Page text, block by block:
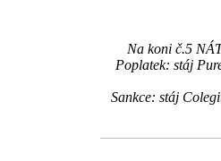
Na koni č.5
Poplatek: stáj
Sankce: stáj